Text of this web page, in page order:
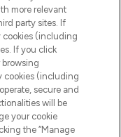
more relevant
party sites. If
cookies (including
If you click
browsing
cookies (including
secure and
will be
your cookie
the “Manage